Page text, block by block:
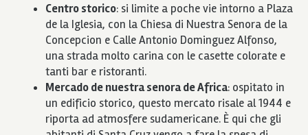
Centro storico: si limite a poche vie intorno a Plaza
de la Iglesia, con la Chiesa di Nuestra Senora de la
Concepcion e Calle Antonio Dominguez Alfonso,
una strada molto carina con le casette colorate e
tanti bar e ristoranti.
Mercado de nuestra senora de Africa: ospitato in
un edificio storico, questo mercato risale al 1944 e
riporta ad atmosfere sudamericane. È qui che gli